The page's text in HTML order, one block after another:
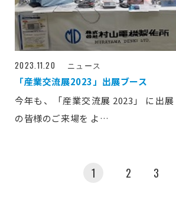
2023.11.20 ニュース
「産業交流展2023」出展ブース
今年も、「産業交流展 2023」 に出展
の皆様のご来場を よ…
1 2 3